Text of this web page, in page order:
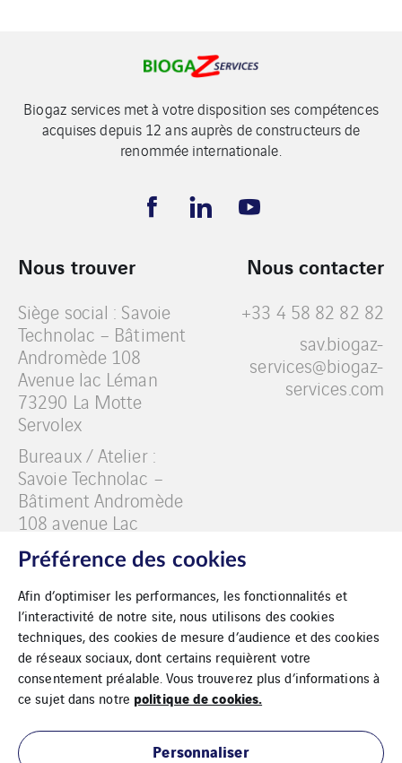
Biogaz services met à votre disposition ses compétences
acquises depuis 12 ans auprès de constructeurs de
renommée internationale.
Nous trouver
Siège social : Savoie
Technolac – Bâtiment
Andromède 108
Avenue lac Léman
73290 La Motte
Servolex
Bureaux / Atelier :
Savoie Technolac –
Bâtiment Andromède
108 avenue Lac
Léman BP 40337 La
Motte Servolex 73377
LE BOURGET DU LAC
CEDEX
Nous contacter
+33 4 58 82 82 82
sav.biogaz-
services@biogaz-
services.com
Mentions légales
Préférence des cookies
Afin d’optimiser les performances, les fonctionnalités et
l’interactivité de notre site, nous utilisons des cookies
techniques, des cookies de mesure d’audience et des cookies
de réseaux sociaux, dont certains requièrent votre
consentement préalable. Vous trouverez plus d’informations à
ce sujet dans notre politique de cookies.
Personnaliser